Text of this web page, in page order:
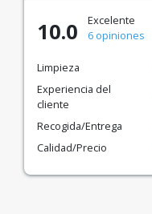
10.0
Excelente
6 opiniones
Limpieza
Experiencia del
cliente
Recogida/Entrega
Calidad/Precio